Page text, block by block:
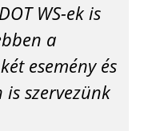
WS-ek is
a
esemény és
is szervezünk